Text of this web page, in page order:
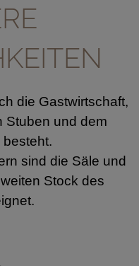
die Gastwirtschaft,
Stuben und dem
sind die Säle und
Stock des